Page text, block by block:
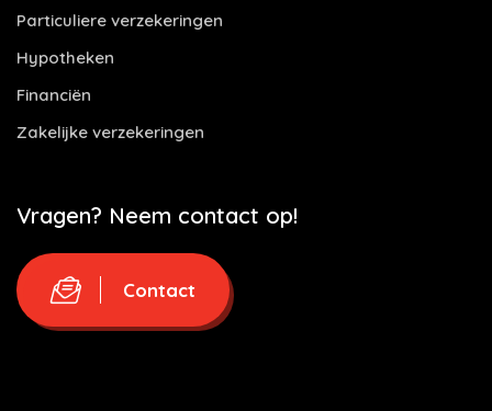
Particuliere verzekeringen
Hypotheken
Financiën
Zakelijke verzekeringen
Vragen? Neem contact op!
Contact